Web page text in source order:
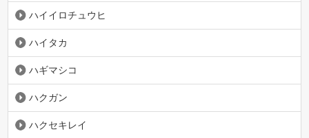
ハイイロチュウヒ
ハイタカ
ハギマシコ
ハクガン
ハクセキレイ